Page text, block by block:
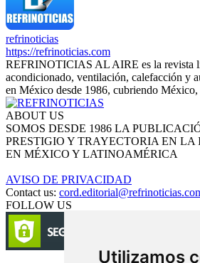
Utilizamos
refrinoticias
https://refrinoticias.com
REFRINOTICIAS AL AIRE es la revista
acondicionado, ventilación, calefacción y
en México desde 1986, cubriendo
ABOUT US
SOMOS DESDE 1986 LA
PRESTIGIO Y TRAYECTORIA EN LA
EN MÉXICO Y LATINOAMÉRICA
AVISO DE PRIVACIDAD
Contact us:
FOLLOW US